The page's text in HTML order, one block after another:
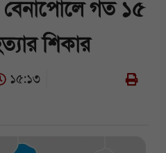
বেনাপোলে গত ১৫
শিকার
১৫:১৩